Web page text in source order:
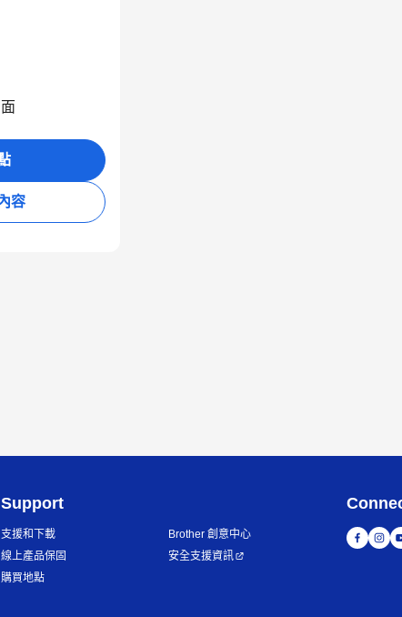
容
Support
支援和下載
線上產品保固
購買地點
Brother 創意中心
安全支援資訊